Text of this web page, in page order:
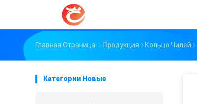
Главная Страница Продукция Кольцо Чилей
Категории Новые